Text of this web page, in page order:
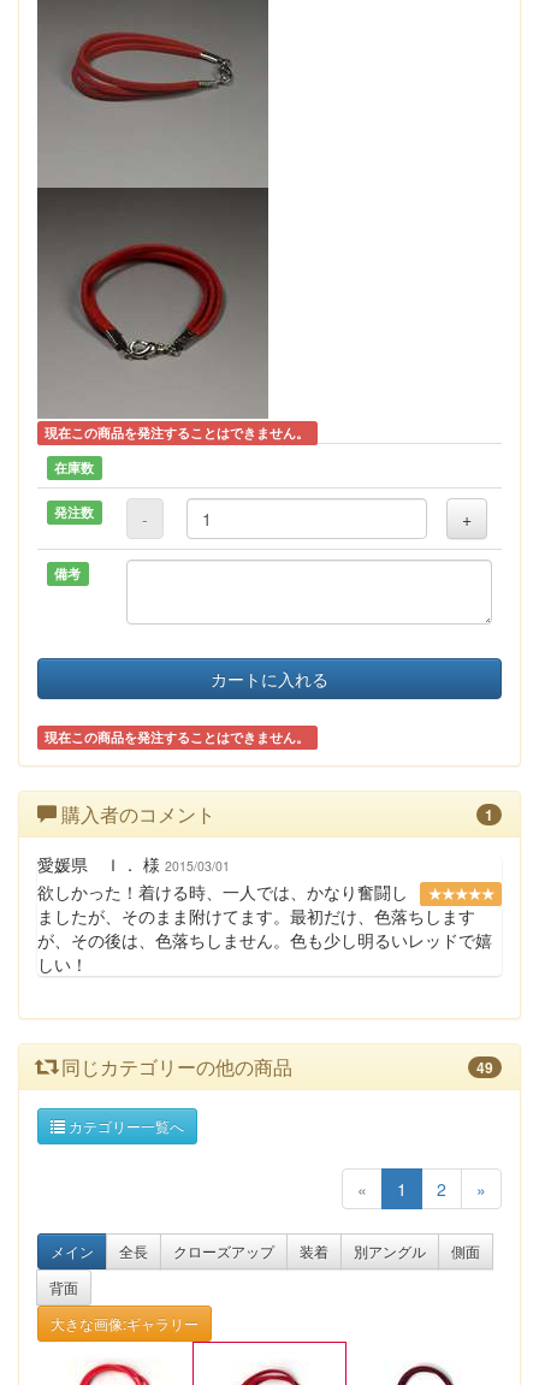
現在この商品を発注することはできません。
在庫数
発注数 - +
備考
カートに入れる
現在この商品を発注することはできません。
購入者のコメント 1
愛媛県 Ｉ． 様 2015/03/01
★★★★★
欲しかった！着ける時、一人では、かなり奮闘し
ましたが、そのまま附けてます。最初だけ、色落ちします
が、その後は、色落ちしません。色も少し明るいレッドで嬉
しい！
同じカテゴリーの他の商品 49
カテゴリー一覧へ
« 1 2 »
メイン 全長 クローズアップ 装着 別アングル
側面
背面
大きな画像:ギャラリー